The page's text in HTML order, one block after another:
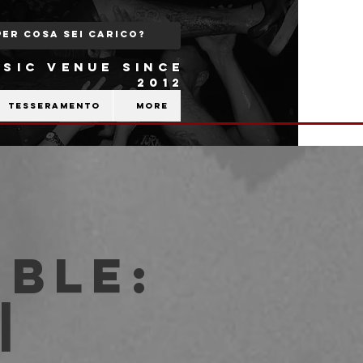
VENUE SINCE
2012
Tesseramento More